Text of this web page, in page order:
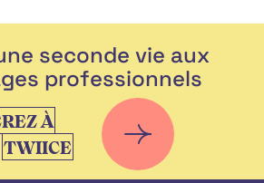
seconde vie aux
professionnels
À
TWIICE